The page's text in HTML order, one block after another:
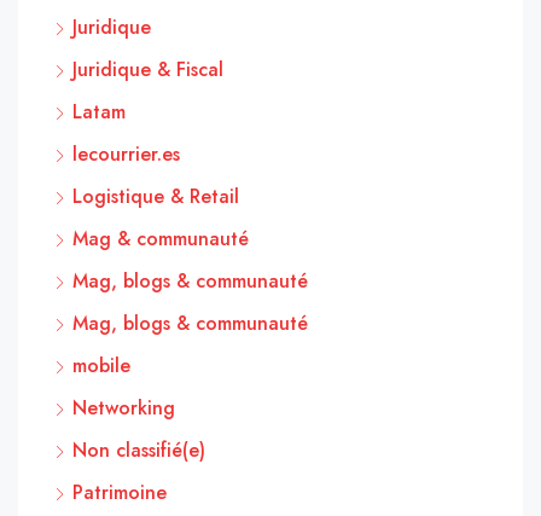
Juridique
Juridique & Fiscal
Latam
lecourrier.es
Logistique & Retail
Mag & communauté
Mag, blogs & communauté
Mag, blogs & communauté
mobile
Networking
Non classifié(e)
Patrimoine